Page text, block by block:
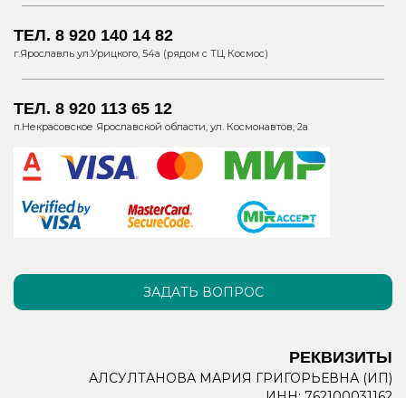
ТЕЛ. 8 920 140 14 82
г.Ярославль ул.Урицкого, 54а (рядом с ТЦ Космос)
ТЕЛ. 8 920 113 65 12
п.Некрасовское Ярославской области, ул. Космонавтов, 2а
ЗАДАТЬ ВОПРОС
РЕКВИЗИТЫ
АЛСУЛТАНОВА МАРИЯ ГРИГОРЬЕВНА (ИП)